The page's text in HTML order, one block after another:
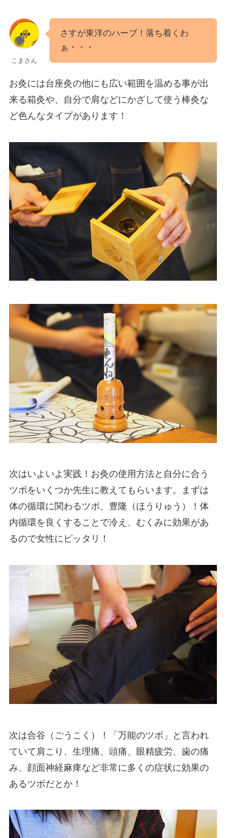
こまさん
さすが東洋のハーブ！落ち着くわ
ぁ・・・
お灸には台座灸の他にも広い範囲を温める事が出
来る箱灸や、自分で肩などにかざして使う棒灸な
ど色んなタイプがあります！
次はいよいよ実践！お灸の使用方法と自分に合う
ツボをいくつか先生に教えてもらいます。まずは
体の循環に関わるツボ、豊隆（ほうりゅう）！体
内循環を良くすることで冷え、むくみに効果があ
るので女性にピッタリ！
次は合谷（ごうこく）！「万能のツボ」と言われ
ていて肩こり、生理痛、頭痛、眼精疲労、歯の痛
み、顔面神経麻痺など非常に多くの症状に効果の
あるツボだとか！